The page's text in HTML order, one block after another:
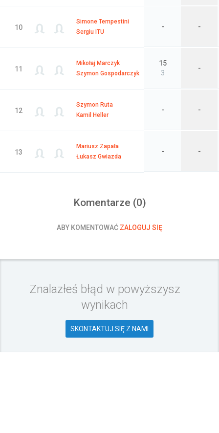
10
Simone Tempestini
Sergiu ITU
- -
11
Mikołaj Marczyk
Szymon Gospodarczyk
15
3
-
12
Szymon Ruta
Kamil Heller
- -
13
Mariusz Zapała
Łukasz Gwiazda
- -
Komentarze (0)
ABY KOMENTOWAĆ ZALOGUJ SIĘ
Znalazłeś błąd w powyższysz
wynikach
SKONTAKTUJ SIĘ Z NAMI